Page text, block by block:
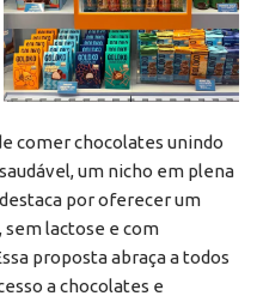
comer chocolates unindo
um nicho em plena
por oferecer um
sem lactose e com
proposta abraça a todos
a chocolates e